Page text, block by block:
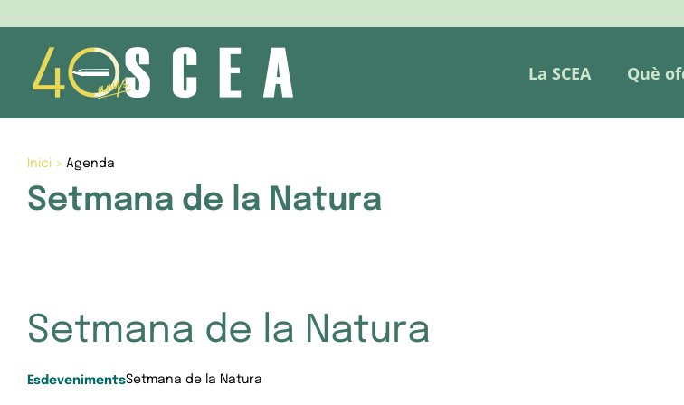
content
La SCEA Què
Inici> Agenda
Setmana de la Natura
Setmana de la Natura
EsdevenimentsSetmana de la Natura